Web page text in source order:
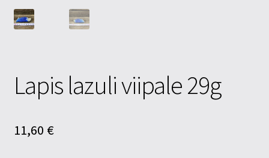
Lapis lazuli viipale 29g
11,60 €